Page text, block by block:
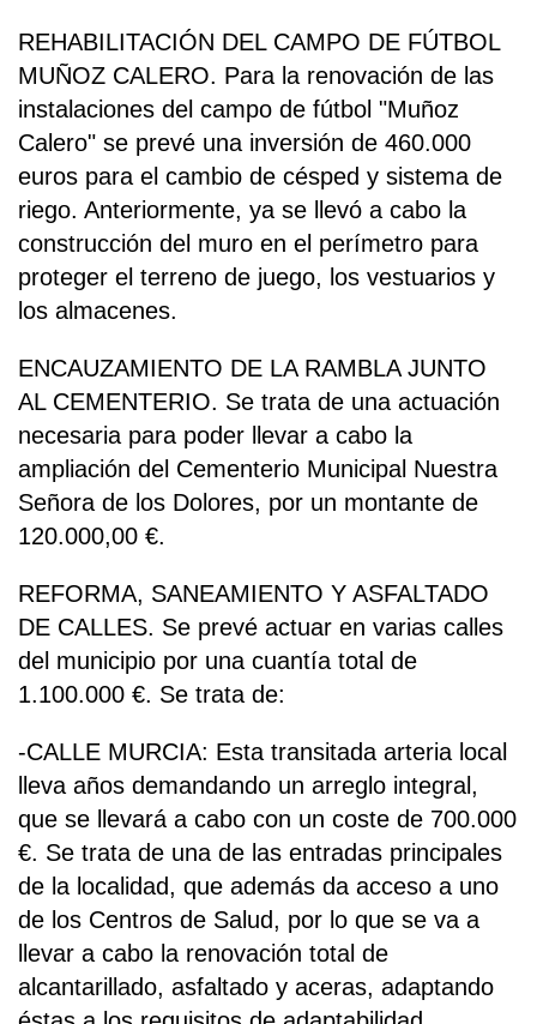
REHABILITACIÓN DEL CAMPO DE FÚTBOL
MUÑOZ CALERO. Para la renovación de las
instalaciones del campo de fútbol "Muñoz
Calero" se prevé una inversión de 460.000
euros para el cambio de césped y sistema de
riego. Anteriormente, ya se llevó a cabo la
construcción del muro en el perímetro para
proteger el terreno de juego, los vestuarios y
los almacenes.
ENCAUZAMIENTO DE LA RAMBLA JUNTO
AL CEMENTERIO. Se trata de una actuación
necesaria para poder llevar a cabo la
ampliación del Cementerio Municipal Nuestra
Señora de los Dolores, por un montante de
120.000,00 €.
REFORMA, SANEAMIENTO Y ASFALTADO
DE CALLES. Se prevé actuar en varias calles
del municipio por una cuantía total de
1.100.000 €. Se trata de:
-CALLE MURCIA: Esta transitada arteria local
lleva años demandando un arreglo integral,
que se llevará a cabo con un coste de 700.000
€. Se trata de una de las entradas principales
de la localidad, que además da acceso a uno
de los Centros de Salud, por lo que se va a
llevar a cabo la renovación total de
alcantarillado, asfaltado y aceras, adaptando